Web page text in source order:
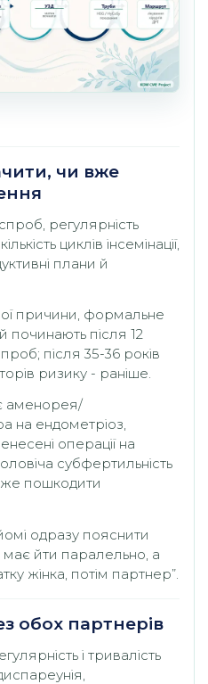
чи вже
регулярність
циклів інсемінації,
плани й
причини, формальне
починають після 12
після 35-36 років
ризику - раніше.
аменорея/
на ендометріоз,
операції на
субфертильність
пошкодити
одразу пояснити
йти паралельно, а
жінка, потім партнер”.
обох партнерів
і тривалість